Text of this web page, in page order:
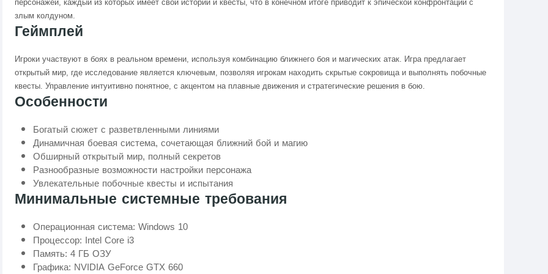
злым колдуном.
Геймплей
Игроки участвуют в боях в реальном времени, используя комбинацию ближнего боя и магических атак. Игра предлагает
открытый мир, где исследование является ключевым, позволяя игрокам находить скрытые сокровища и выполнять побочные
квесты. Управление интуитивно понятное, с акцентом на плавные движения и стратегические решения в бою.
Особенности
Богатый сюжет с разветвленными линиями
Динамичная боевая система, сочетающая ближний бой и магию
Обширный открытый мир, полный секретов
Разнообразные возможности настройки персонажа
Увлекательные побочные квесты и испытания
Минимальные системные требования
Операционная система: Windows 10
Процессор: Intel Core i3
Память: 4 ГБ ОЗУ
Графика: NVIDIA GeForce GTX 660